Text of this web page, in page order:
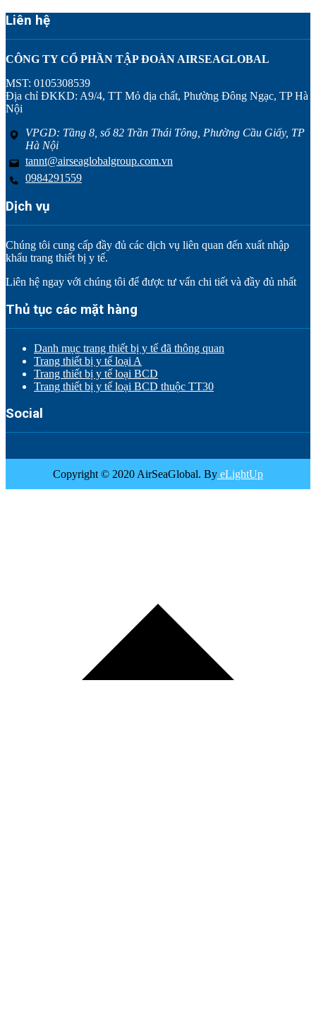
Liên hệ
CÔNG TY CỔ PHẦN TẬP ĐOÀN AIRSEAGLOBAL
MST: 0105308539
Địa chỉ ĐKKD: A9/4, TT Mỏ địa chất, Phường Đông Ngạc, TP Hà
Nội
VPGD: Tầng 8, số 82 Trần Thái Tông, Phường Cầu Giấy, TP
Hà Nội
tannt@airseaglobalgroup.com.vn
0984291559
Dịch vụ
Chúng tôi cung cấp đầy đủ các dịch vụ liên quan đến xuất nhập
khẩu trang thiết bị y tế.
Liên hệ ngay với chúng tôi để được tư vấn chi tiết và đầy đủ nhất
Thủ tục các mặt hàng
Danh mục trang thiết bị y tế đã thông quan
Trang thiết bị y tế loại A
Trang thiết bị y tế loại BCD
Trang thiết bị y tế loại BCD thuộc TT30
Social
Copyright © 2020 AirSeaGlobal. By eLightUp